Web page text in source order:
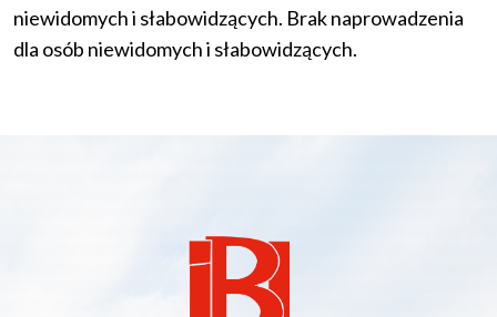
niewidomych i słabowidzących. Brak naprowadzenia
dla osób niewidomych i słabowidzących.